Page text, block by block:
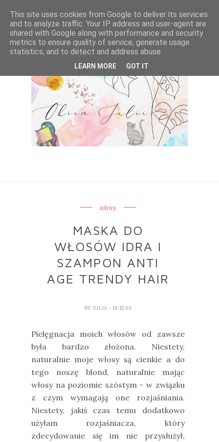
włosy
MASKA DO
WŁOSÓW IDRA I
SZAMPON ANTI
AGE TRENDY HAIR
BY JULIA - 18:15:00
Pielęgnacja moich włosów od zawsze
była bardzo złożona. Niestety,
naturalnie moje włosy są cienkie a do
tego noszę blond, naturalnie mając
włosy na poziomie szóstym - w związku
z czym wymagają one rozjaśniania.
Niestety, jakiś czas temu dodatkowo
użyłam rozjaśniacza, który
zdecydowanie się im nie przysłużył,
This site uses cookies from Google to deliver its services
and to analyze traffic. Your IP address and user-agent are
shared with Google along with performance and security
metrics to ensure quality of service, generate usage
statistics, and to detect and address abuse.
LEARN MORE GOT IT